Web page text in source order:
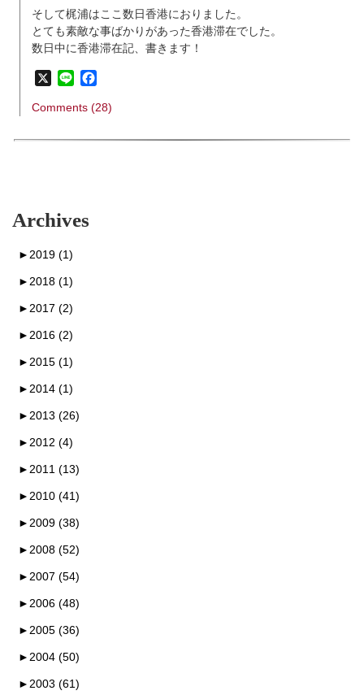
そして梶浦はここ数日香港におりました。
とても素敵な事ばかりがあった香港滞在でした。
数日中に香港滞在記、書きます！
X Line
Comments (28)
Archives
► 2019 (1)
► 2018 (1)
► 2017 (2)
► 2016 (2)
► 2015 (1)
► 2014 (1)
► 2013 (26)
► 2012 (4)
► 2011 (13)
► 2010 (41)
► 2009 (38)
► 2008 (52)
► 2007 (54)
► 2006 (48)
► 2005 (36)
► 2004 (50)
► 2003 (61)